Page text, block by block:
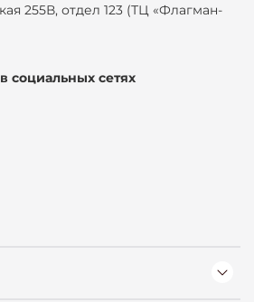
255В, отдел 123 (ТЦ «Флагман-
социальных сетях